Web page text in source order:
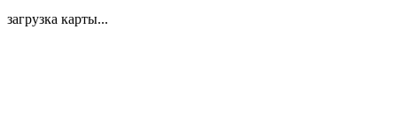
загрузка карты...